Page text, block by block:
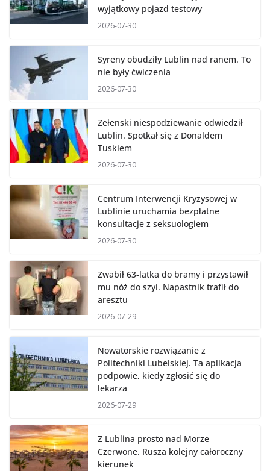
wyjątkowy pojazd testowy
2026-07-30
Syreny obudziły Lublin nad ranem. To
nie były ćwiczenia
2026-07-30
Zełenski niespodziewanie odwiedził
Lublin. Spotkał się z Donaldem
Tuskiem
2026-07-30
Centrum Interwencji Kryzysowej w
Lublinie uruchamia bezpłatne
konsultacje z seksuologiem
2026-07-30
Zwabił 63-latka do bramy i przystawił
mu nóż do szyi. Napastnik trafił do
aresztu
2026-07-29
Nowatorskie rozwiązanie z
Politechniki Lubelskiej. Ta aplikacja
podpowie, kiedy zgłosić się do
lekarza
2026-07-29
Z Lublina prosto nad Morze
Czerwone. Rusza kolejny całoroczny
kierunek